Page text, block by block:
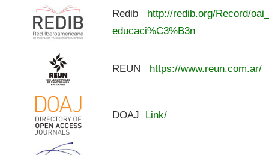
Redib
http://redib.org/Record/
educaci%C3%B3n
REUN https://www.reun.com.ar/
DOAJ Link/